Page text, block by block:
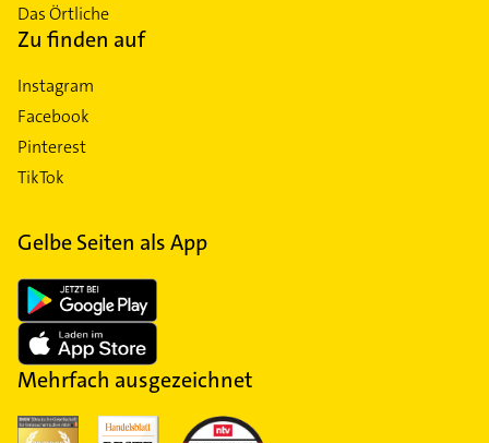
Das Örtliche
Zu finden auf
Instagram
Facebook
Pinterest
TikTok
Gelbe Seiten als App
Mehrfach ausgezeichnet